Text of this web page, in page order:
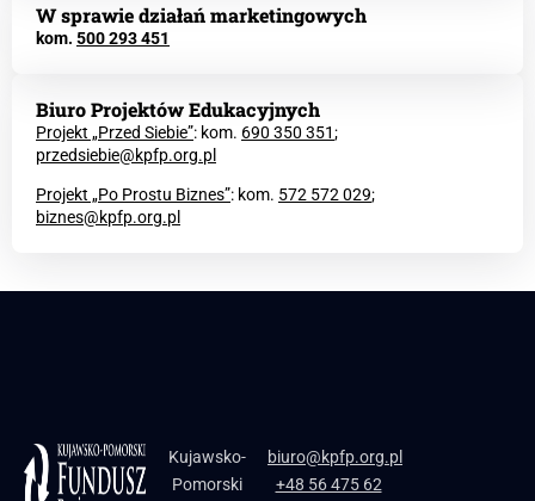
W sprawie działań marketingowych
kom. 500 293 451
Biuro Projektów Edukacyjnych
Projekt „Przed Siebie”: kom. 690 350 351;
przedsiebie@kpfp.org.pl
Projekt „Po Prostu Biznes”: kom. 572 572 029;
biznes@kpfp.org.pl
Kujawsko-
Pomorski
biuro@kpfp.org.pl
+48 56 475 62